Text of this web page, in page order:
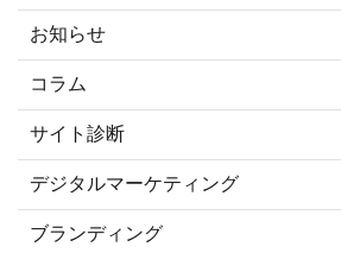
お知らせ
コラム
サイト診断
デジタルマーケティング
ブランディング